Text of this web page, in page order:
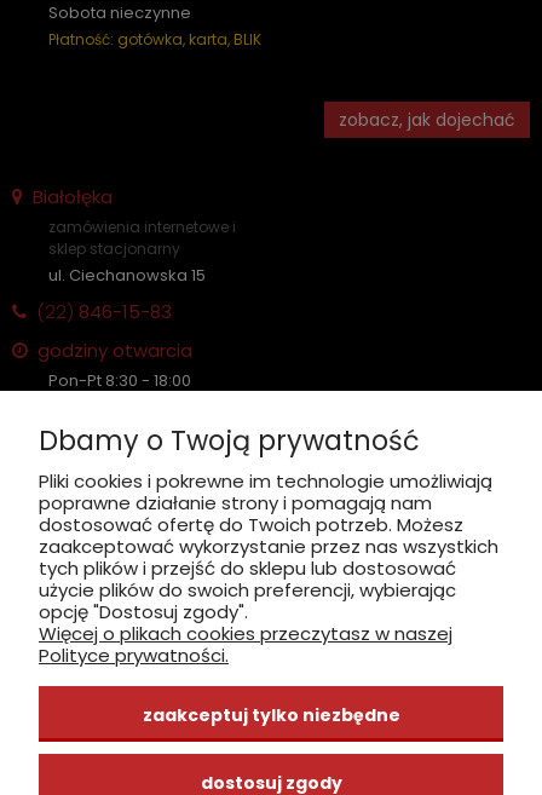
Sobota nieczynne
Płatność: gotówka, karta, BLIK
zobacz, jak dojechać
Białołęka
zamówienia internetowe i
sklep stacjonarny
ul. Ciechanowska 15
(22) 846-15-83
godziny otwarcia
Pon-Pt 8:30 - 18:00
Płatność: gotówka, karta, BLIK
zobacz, jak dojechać
INFORMACJE
ZAKUPY
CENTRUM WIEDZY
Dbamy o Twoją prywatność
Pliki cookies i pokrewne im technologie umożliwiają
poprawne działanie strony i pomagają nam
dostosować ofertę do Twoich potrzeb. Możesz
zaakceptować wykorzystanie przez nas wszystkich
tych plików i przejść do sklepu lub dostosować
użycie plików do swoich preferencji, wybierając
opcję "Dostosuj zgody".
Więcej o plikach cookies przeczytasz w naszej
Polityce prywatności.
zaakceptuj tylko niezbędne
dostosuj zgody